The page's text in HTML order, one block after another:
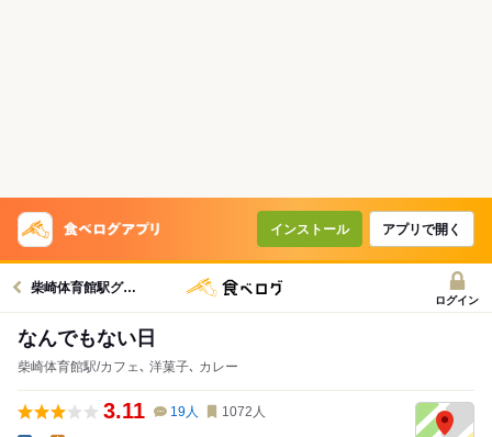
インストール アプリで開く
柴崎体育館駅グルメへ
ログイン
なんでもない日
柴崎体育館駅/カフェ､ 洋菓子､ カレー
3.11 19人 1072 人